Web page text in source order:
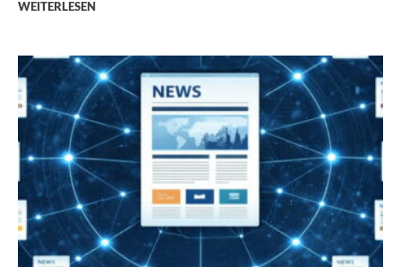
WEITERLESEN